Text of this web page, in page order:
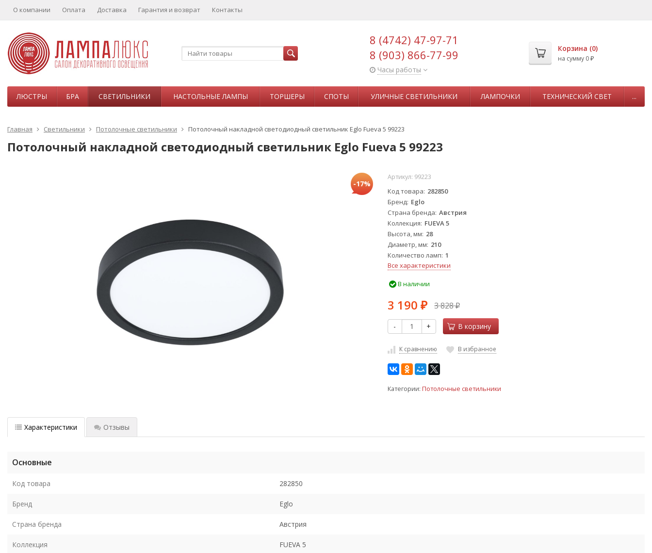
О компании Оплата Доставка Гарантия и возврат Контакты
8 (4742) 47-97-71
8 (903) 866-77-99
Часы работы
Корзина (0)
на сумму 0 ₽
ЛЮСТРЫ БРА СВЕТИЛЬНИКИ НАСТОЛЬНЫЕ ЛАМПЫ ТОРШЕРЫ СПОТЫ УЛИЧНЫЕ СВЕТИЛЬНИКИ ЛАМПОЧКИ ТЕХНИЧЕСКИЙ СВЕТ ...
Главная Светильники Потолочные светильники Потолочный накладной светодиодный светильник Eglo Fueva 5 99223
Потолочный накладной светодиодный светильник Eglo Fueva 5 99223
-17%
Артикул: 99223
Код товара 282850
Бренд Eglo
Страна бренда Австрия
Коллекция FUEVA 5
Высота, мм 28
Диаметр, мм 210
Количество ламп 1
Все характеристики
В наличии
3 190 ₽ 3 828₽
- + В корзину
К сравнению В избранное
Категории: Потолочные светильники
Характеристики Отзывы
Основные
Код товара 282850
Бренд Eglo
Страна бренда Австрия
Коллекция FUEVA 5